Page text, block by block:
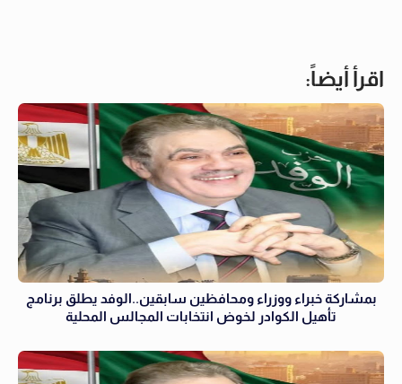
اقرأ أيضاً:
بمشاركة خبراء ووزراء ومحافظين سابقين..الوفد يطلق برنامج
تأهيل الكوادر لخوض انتخابات المجالس المحلية